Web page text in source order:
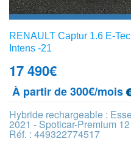
RENAULT Captur 1.6 E-
Intens -21
17 490€
À partir de 300€/mois
Hybride rechargeable :
2021 - Spoticar-Premium
Réf. : 449322774517